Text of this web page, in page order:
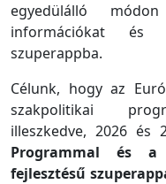
egyedülálló
információkat és
szuperappba.
Célunk, hogy az
szakpolitikai
illeszkedve, 2026 és
Programmal és a
fejlesztésű